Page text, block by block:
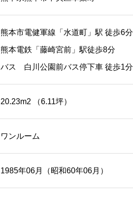
古屋太閤通Ⅱ
熊本市電健軍線「水道町」駅 徒歩6分
熊本電鉄「藤崎宮前」駅徒歩8分
バス 白川公園前バス停下車 徒歩1分
20.23m2 （6.11坪）
ワンルーム
1985年06月（昭和60年06月）